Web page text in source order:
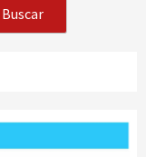
Buscar